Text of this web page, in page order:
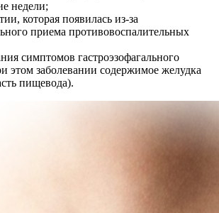
недели;
которая появилась из-за
приема противовоспалительных
симптомов гастроэзофагального
этом заболевании содержимое желудка
пищевода).